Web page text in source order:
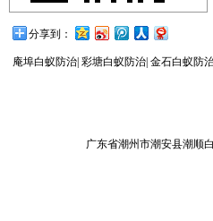
分享到：
庵埠白蚁防治| 彩塘白蚁防治| 金石白蚁防
广东省潮州市潮安县潮顺